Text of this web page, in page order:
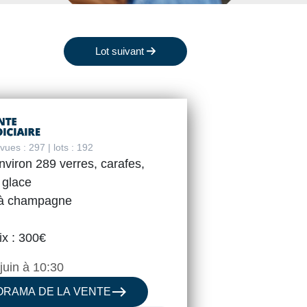
Lot suivant
: 297 | lots : 192
289 verres, carafes,
champagne
: 300€
à 10:30
DE LA VENTEeast